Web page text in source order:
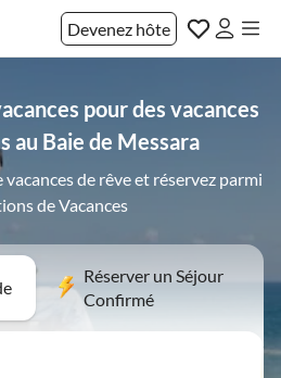
Devenez hôte
pour des vacances
au Baie de Messara
de rêve et réservez parmi
de Vacances
Réserver un Séjour
Confirmé